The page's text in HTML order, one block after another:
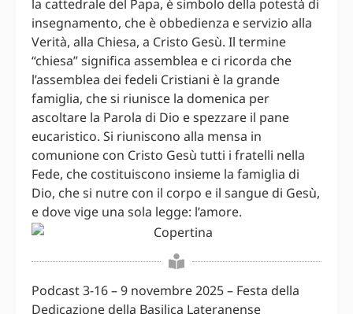
la cattedrale del Papa, è simbolo della potestà di
insegnamento, che è obbedienza e servizio alla
Verità, alla Chiesa, a Cristo Gesù. Il termine
“chiesa” significa assemblea e ci ricorda che
l’assemblea dei fedeli Cristiani è la grande
famiglia, che si riunisce la domenica per
ascoltare la Parola di Dio e spezzare il pane
eucaristico. Si riuniscono alla mensa in
comunione con Cristo Gesù tutti i fratelli nella
Fede, che costituiscono insieme la famiglia di
Dio, che si nutre con il corpo e il sangue di Gesù,
e dove vige una sola legge: l’amore.
Podcast 3-16 – 9 novembre 2025 – Festa della
Dedicazione della Basilica Lateranense